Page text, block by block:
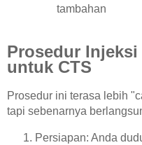
tambahan
Prosedur Injeksi
untuk CTS
Prosedur ini terasa lebih
tapi sebenarnya
Persiapan: Anda